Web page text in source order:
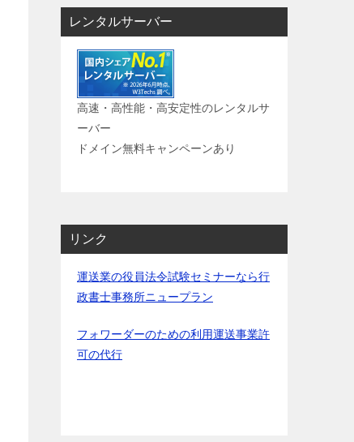
レンタルサーバー
高速・高性能・高安定性のレンタルサ
ーバー
ドメイン無料キャンペーンあり
リンク
運送業の役員法令試験セミナーなら行
政書士事務所ニュープラン
フォワーダーのための利用運送事業許
可の代行